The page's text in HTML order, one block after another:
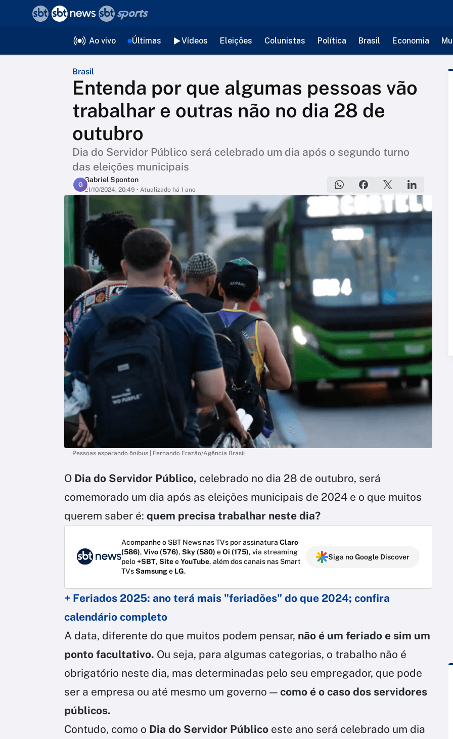
Ao vivo Últimas Vídeos Eleições Colunistas Política Brasil Economia
Brasil
Entenda por que algumas pessoas vão
trabalhar e outras não no dia 28 de
outubro
Dia do Servidor Público será celebrado um dia após o segundo turno
das eleições municipais
G
Gabriel Sponton
21/10/2024, 20:49 • Atualizado há 1 ano
Pessoas esperando ônibus | Fernando Frazão/Agência Brasil
O Dia do Servidor Público, celebrado no dia 28 de outubro, será
comemorado um dia após as eleições municipais de 2024 e o que muitos
querem saber é: quem precisa trabalhar neste dia?
Acompanhe o SBT News nas TVs por assinatura Claro
(586), Vivo (576), Sky (580) eOi (175), via streaming
pelo+SBT, SiteeYouTube, além dos canais nas Smart
TVsSamsunge LG.
Siga no Google Discover
+ Feriados 2025: ano terá mais "feriadões" do que 2024; confira
calendário completo
A data, diferente do que muitos podem pensar, não é um feriado e sim um
ponto facultativo. Ou seja, para algumas categorias, o trabalho não é
obrigatório neste dia, mas determinadas pelo seu empregador, que pode
ser a empresa ou até mesmo um governo — como é o caso dos servidores
públicos.
Contudo, como o Dia do Servidor Público este ano será celebrado um dia
voltar
Editorias